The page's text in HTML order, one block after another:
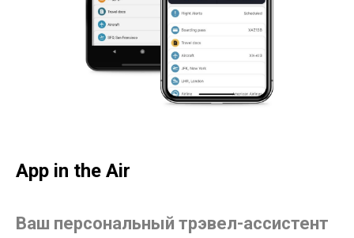
App in the Air
Ваш персональный трэвел-ассистент